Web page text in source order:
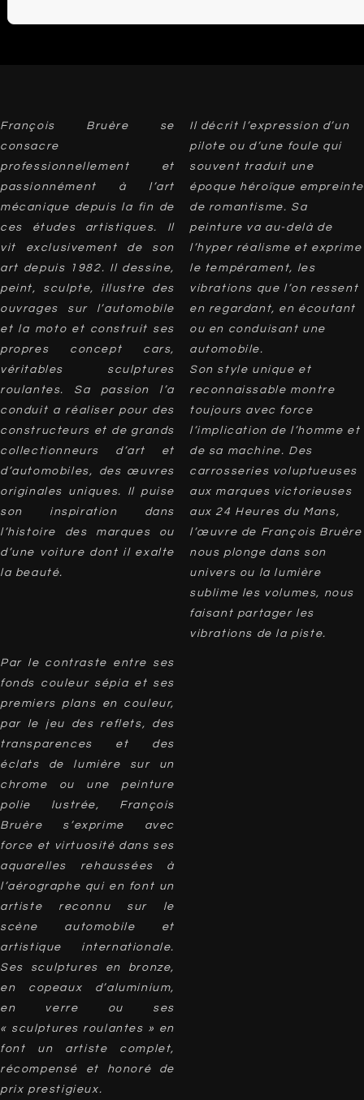
François Bruère se
consacre
professionnellement et
passionnément à l’art
mécanique depuis la fin de
ces études artistiques. Il
vit exclusivement de son
art depuis 1982. Il dessine,
peint, sculpte, illustre des
ouvrages sur l’automobile
et la moto et construit ses
propres concept cars,
véritables sculptures
roulantes. Sa passion l’a
conduit a réaliser pour des
constructeurs et de grands
collectionneurs d’art et
d’automobiles, des œuvres
originales uniques. Il puise
son inspiration dans
l’histoire des marques ou
d’une voiture dont il exalte
la beauté.
Il décrit l’expression d’un
pilote ou d’une foule qui
souvent traduit une
époque héroïque empreinte
de romantisme. Sa
peinture va au-delà de
l’hyper réalisme et exprime
le tempérament, les
vibrations que l’on ressent
en regardant, en écoutant
ou en conduisant une
automobile.
Son style unique et
reconnaissable montre
toujours avec force
l’implication de l’homme et
de sa machine. Des
carrosseries voluptueuses
aux marques victorieuses
aux 24 Heures du Mans,
l’œuvre de François Bruère
nous plonge dans son
univers ou la lumière
sublime les volumes, nous
faisant partager les
vibrations de la piste.
Par le contraste entre ses
fonds couleur sépia et ses
premiers plans en couleur,
par le jeu des reflets, des
transparences et des
éclats de lumière sur un
chrome ou une peinture
polie lustrée, François
Bruère s’exprime avec
force et virtuosité dans ses
aquarelles rehaussées à
l’aérographe qui en font un
artiste reconnu sur le
scène automobile et
artistique internationale.
Ses sculptures en bronze,
en copeaux d’aluminium,
en verre ou ses
« sculptures roulantes » en
font un artiste complet,
récompensé et honoré de
prix prestigieux.